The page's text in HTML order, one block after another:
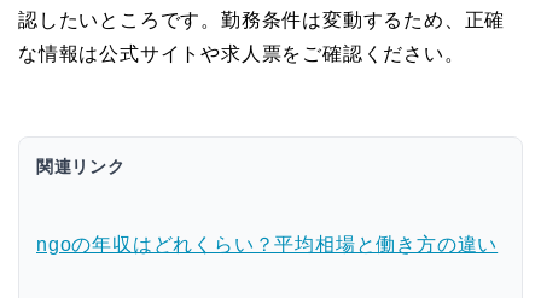
認したいところです。勤務条件は変動するため、正確
な情報は公式サイトや求人票をご確認ください。
関連リンク
ngoの年収はどれくらい？平均相場と働き方の違い